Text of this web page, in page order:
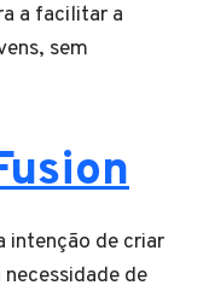
a facilitar a
sem
intenção de criar
de